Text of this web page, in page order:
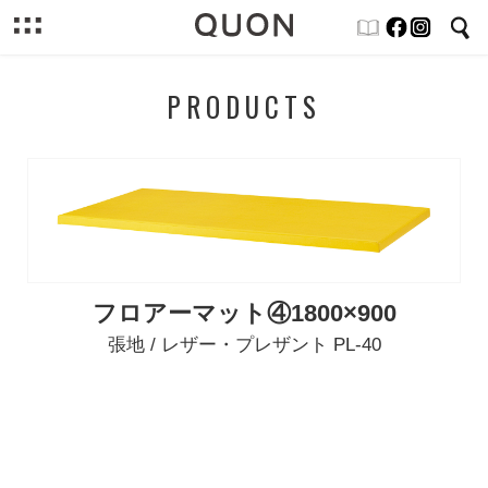
PRODUCTS
フロアーマット④1800×900
張地 / レザー・プレザント PL-40